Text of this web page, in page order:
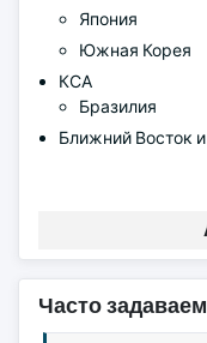
Япония
Южная Корея
КСА
Бразилия
Ближний Восток
Часто